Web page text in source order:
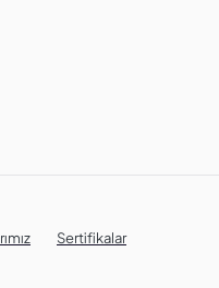
Sertifikalar